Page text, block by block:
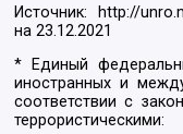
Источник: http://
на23.12.2021
* Единый
иностранных и
соответствии с
террористическими: